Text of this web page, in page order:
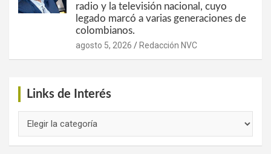
radio y la televisión nacional, cuyo
legado marcó a varias generaciones de
colombianos.
agosto 5, 2026 Redacción NVC
Links de Interés